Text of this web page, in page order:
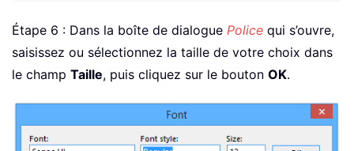
Étape 6 : Dans la boîte de dialogue Police qui s’ouvre,
saisissez ou sélectionnez la taille de votre choix dans
le champ Taille, puis cliquez sur le bouton OK.